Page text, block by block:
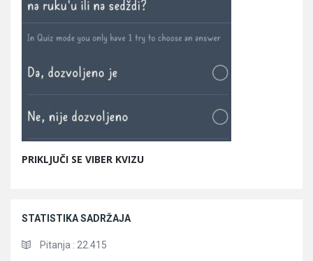
PRIKLJUČI SE VIBER KVIZU
STATISTIKA SADRŽAJA
Pitanja : 22.415